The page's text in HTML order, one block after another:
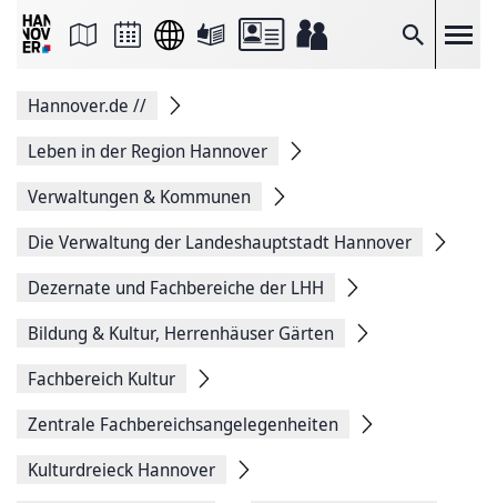
Suche
Seite
Facebook
teilen
Seitenlink
Seite
Hannover.de //
Leben in der Region Hannover
Verwaltungen & Kommunen
Die Verwaltung der Landeshauptstadt Hannover
Dezernate und Fachbereiche der LHH
Bildung & Kultur, Herrenhäuser Gärten
Fachbereich Kultur
Zentrale Fachbereichsangelegenheiten
Kulturdreieck Hannover